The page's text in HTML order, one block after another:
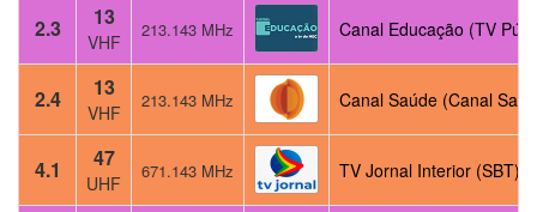
2.3 13
VHF
213.143 MHz Canal Educação (TV
2.4 13
VHF
213.143 MHz Canal Saúde (Canal
4.1 47
UHF
671.143 MHz TV Jornal Interior (SBT)